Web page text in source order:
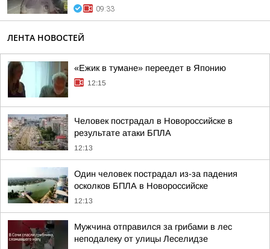
09:33
ЛЕНТА НОВОСТЕЙ
«Ежик в тумане» переедет в Японию
12:15
Человек пострадал в Новороссийске в
результате атаки БПЛА
12:13
Один человек пострадал из-за падения
осколков БПЛА в Новороссийске
12:13
Мужчина отправился за грибами в лес
неподалеку от улицы Леселидзе